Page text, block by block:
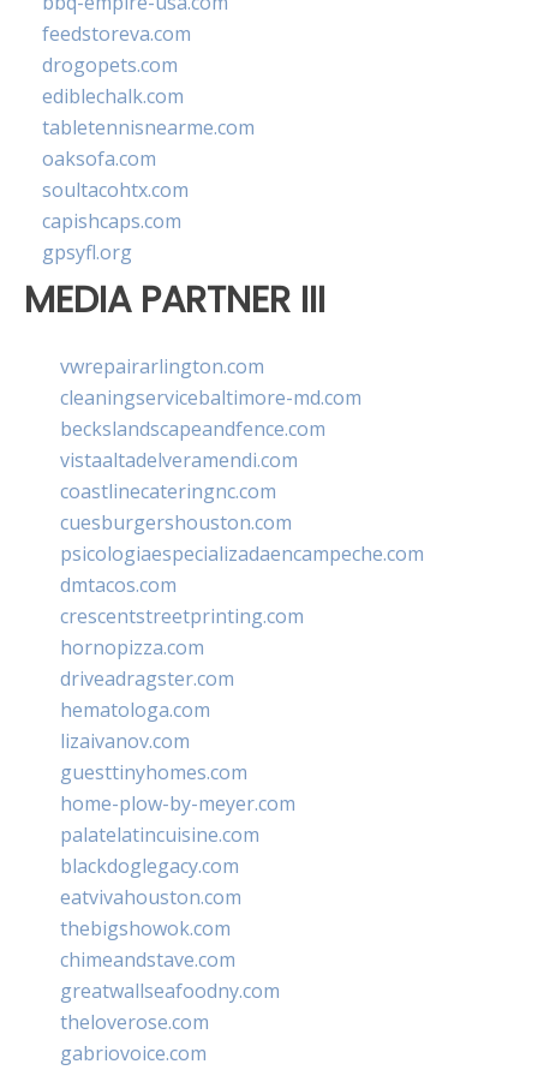
feedstoreva.com
drogopets.com
ediblechalk.com
tabletennisnearme.com
oaksofa.com
soultacohtx.com
capishcaps.com
gpsyfl.org
MEDIA PARTNER III
vwrepairarlington.com
cleaningservicebaltimore-md.com
beckslandscapeandfence.com
vistaaltadelveramendi.com
coastlinecateringnc.com
cuesburgershouston.com
psicologiaespecializadaencampeche.com
dmtacos.com
crescentstreetprinting.com
hornopizza.com
driveadragster.com
hematologa.com
lizaivanov.com
guesttinyhomes.com
home-plow-by-meyer.com
palatelatincuisine.com
blackdoglegacy.com
eatvivahouston.com
thebigshowok.com
chimeandstave.com
greatwallseafoodny.com
theloverose.com
gabriovoice.com